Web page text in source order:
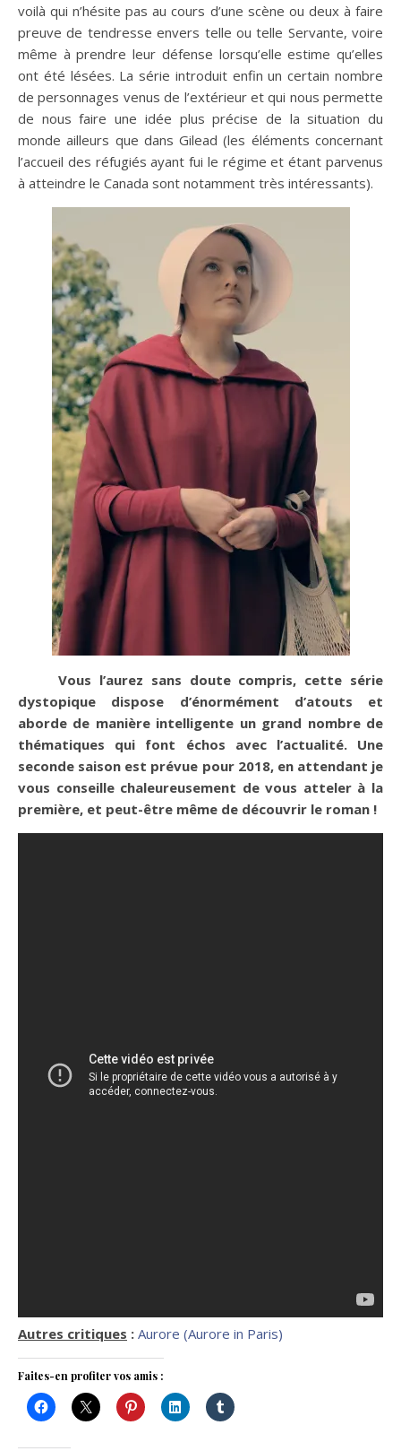
voilà qui n’hésite pas au cours d’une scène ou deux à faire
preuve de tendresse envers telle ou telle Servante, voire
même à prendre leur défense lorsqu’elle estime qu’elles
ont été lésées. La série introduit enfin un certain nombre
de personnages venus de l’extérieur et qui nous permette
de nous faire une idée plus précise de la situation du
monde ailleurs que dans Gilead (les éléments concernant
l’accueil des réfugiés ayant fui le régime et étant parvenus
à atteindre le Canada sont notamment très intéressants).
Vous l’aurez sans doute compris, cette série
dystopique dispose d’énormément d’atouts et
aborde de manière intelligente un grand nombre de
thématiques qui font échos avec l’actualité. Une
seconde saison est prévue pour 2018, en attendant je
vous conseille chaleureusement de vous atteler à la
première, et peut-être même de découvrir le roman !
Autres critiques : Aurore (Aurore in Paris)
Faites-en profiter vos amis :